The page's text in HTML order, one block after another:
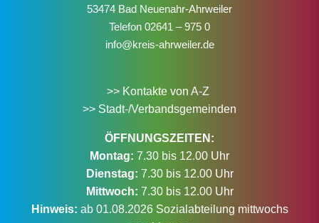
53474 Bad Neuenahr-Ahrweiler
Telefon 02641 – 975 0
info@kreis-ahrweiler.de
>> Kontakte von A-Z
>> Stadt-/Verbandsgemeinden
ÖFFNUNGSZEITEN:
Montag: 7.30 bis 12.00 Uhr
Dienstag: 7.30 bis 12.00 Uhr
Mittwoch: 7.30 bis 12.00 Uhr
Hinweis: ab 01.08.2026 Sozialabteilung mittwochs